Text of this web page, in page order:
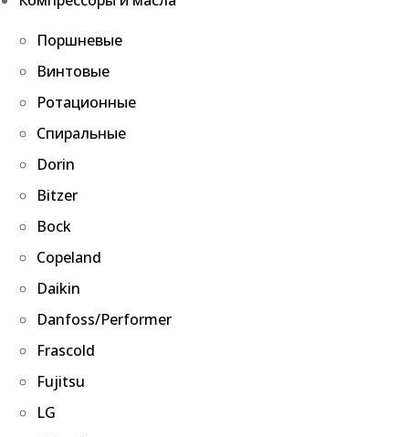
Поршневые
Винтовые
Ротационные
Спиральные
Dorin
Bitzer
Bock
Copeland
Daikin
Danfoss/Performer
Frascold
Fujitsu
LG